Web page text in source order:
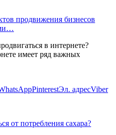
продвижения бизнесов
в интернете?
имеет ряд важных
PinterestЭл. адресViber
от потребления сахара?